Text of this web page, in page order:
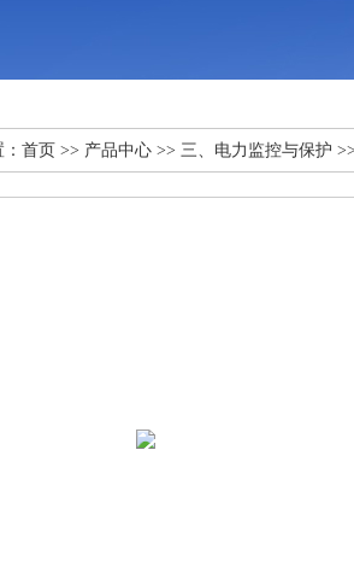
首页 >> 产品中心 >> 三、电力监控与保护 >>